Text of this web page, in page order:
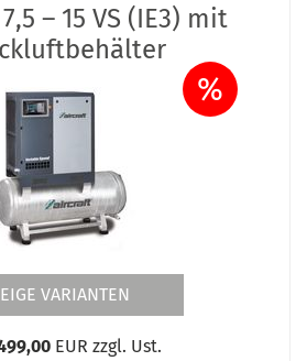
– 15 VS (IE3) mit
%
VARIANTEN
EUR zzgl. Ust.